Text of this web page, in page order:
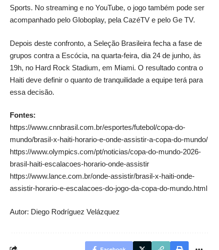
Sports. No streaming e no YouTube, o jogo também pode ser
acompanhado pelo Globoplay, pela CazéTV e pelo Ge TV.
Depois deste confronto, a Seleção Brasileira fecha a fase de
grupos contra a Escócia, na quarta-feira, dia 24 de junho, às
19h, no Hard Rock Stadium, em Miami. O resultado contra o
Haiti deve definir o quanto de tranquilidade a equipe terá para
essa decisão.
Fontes:
https://www.cnnbrasil.com.br/esportes/futebol/copa-do-
mundo/brasil-x-haiti-horario-e-onde-assistir-a-copa-do-mundo/
https://www.olympics.com/pt/noticias/copa-do-mundo-2026-
brasil-haiti-escalacoes-horario-onde-assistir
https://www.lance.com.br/onde-assistir/brasil-x-haiti-onde-
assistir-horario-e-escalacoes-do-jogo-da-copa-do-mundo.html
Autor: Diego Rodríguez Velázquez